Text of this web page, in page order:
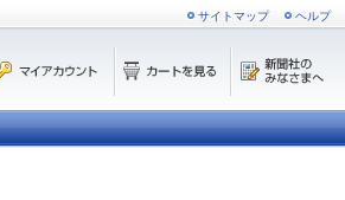
サイトマップ ヘルプ